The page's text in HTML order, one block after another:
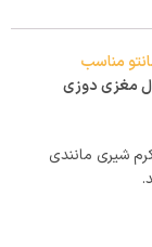
مناسب
مغزی دوزی
شیری مانندی